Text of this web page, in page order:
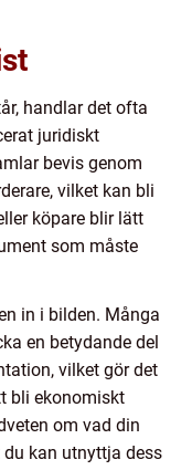
handlar det ofta
juridiskt
bevis genom
vilket kan bli
köpare blir lätt
som måste
in i bilden. Många
en betydande del
vilket gör det
bli ekonomiskt
om vad din
kan utnyttja dess